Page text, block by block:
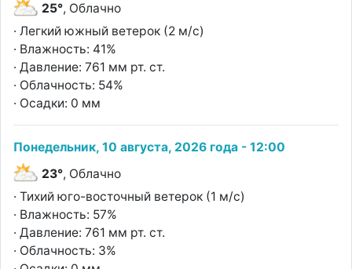
25°, Облачно
· Легкий южный ветерок (2 м/с)
· Влажность: 41%
· Давление: 761 мм рт. ст.
· Облачность: 54%
· Осадки: 0 мм
Понедельник, 10 августа, 2026 года - 12:00
23°, Облачно
· Тихий юго-восточный ветерок (1 м/с)
· Влажность: 57%
· Давление: 761 мм рт. ст.
· Облачность: 3%